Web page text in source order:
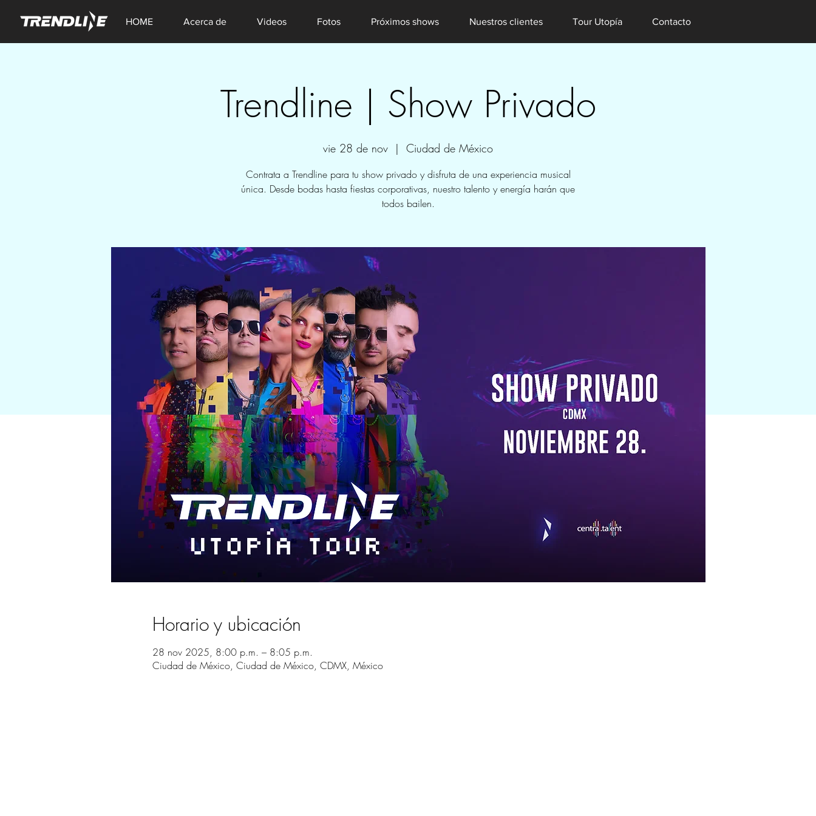
HOME Acerca de Videos Fotos Próximos shows Nuestros clientes Tour Utopía Contacto
Trendline | Show Privado
vie 28 de nov
  |
Ciudad de México
Contrata a Trendline para tu show privado y disfruta de una experiencia musical
única. Desde bodas hasta fiestas corporativas, nuestro talento y energía harán que
todos bailen.
Horario y ubicación
28 nov 2025, 8:00 p.m. – 8:05 p.m.
Ciudad de México, Ciudad de México, CDMX, México